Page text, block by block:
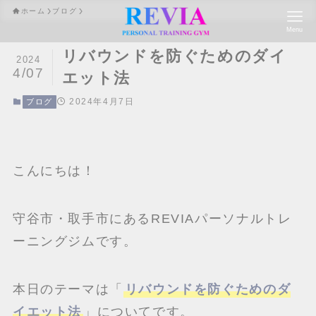
Menu
ホーム ブログ
リバウンドを防ぐためのダイ
エット法
2024
4/07
ブログ 2024年4月7日
こんにちは！
守谷市・取手市にあるREVIAパーソナルトレ
ーニングジムです。
本日のテーマは「 リバウンドを防ぐためのダ
イエット法」についてです。